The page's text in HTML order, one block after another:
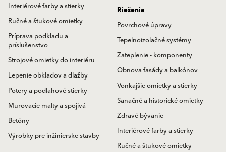
Interiérové farby a stierky
Ručné a štukové omietky
Príprava podkladu a
príslušenstvo
Strojové omietky do interiéru
Lepenie obkladov a dlažby
Potery a podlahové stierky
Murovacie malty a spojivá
Betóny
Výrobky pre inžinierske stavby
Riešenia
Povrchové úpravy
Tepelnoizolačné systémy
Zateplenie - komponenty
Obnova fasády a balkónov
Vonkajšie omietky a stierky
Sanačné a historické omietky
Zdravé bývanie
Interiérové farby a stierky
Ručné a štukové omietky